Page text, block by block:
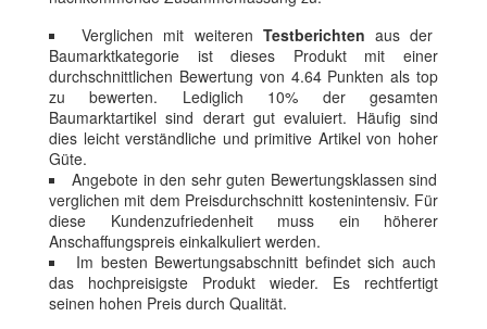
Verglichen mit weiteren Testberichten aus der
Baumarktkategorie ist dieses Produkt mit einer
durchschnittlichen Bewertung von 4.64 Punkten als top
zu bewerten. Lediglich 10% der gesamten
Baumarktartikel sind derart gut evaluiert. Häufig sind
dies leicht verständliche und primitive Artikel von hoher
Güte.
Angebote in den sehr guten Bewertungsklassen sind
verglichen mit dem Preisdurchschnitt kostenintensiv. Für
diese Kundenzufriedenheit muss ein höherer
Anschaffungspreis einkalkuliert werden.
Im besten Bewertungsabschnitt befindet sich auch
das hochpreisigste Produkt wieder. Es rechtfertigt
seinen hohen Preis durch Qualität.